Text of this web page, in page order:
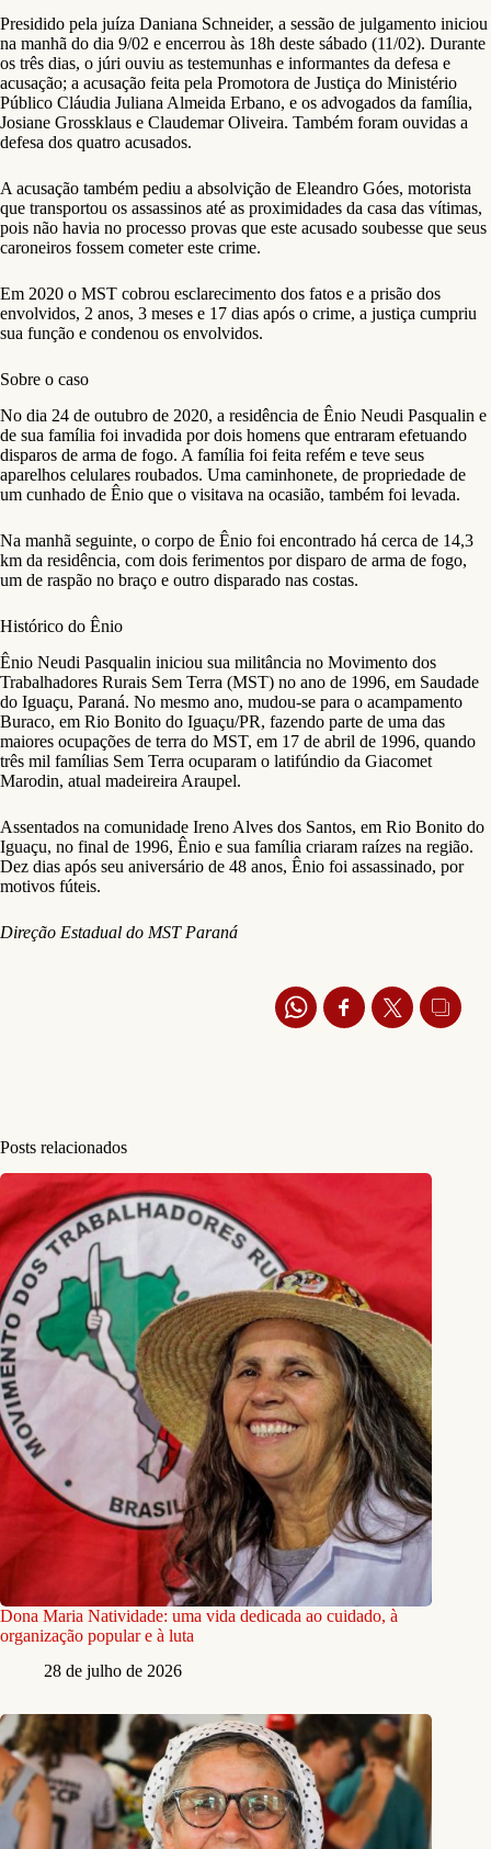
Presidido pela juíza Daniana Schneider, a sessão de julgamento iniciou
na manhã do dia 9/02 e encerrou às 18h deste sábado (11/02). Durante
os três dias, o júri ouviu as testemunhas e informantes da defesa e
acusação; a acusação feita pela Promotora de Justiça do Ministério
Público Cláudia Juliana Almeida Erbano, e os advogados da família,
Josiane Grossklaus e Claudemar Oliveira. Também foram ouvidas a
defesa dos quatro acusados.
A acusação também pediu a absolvição de Eleandro Góes, motorista
que transportou os assassinos até as proximidades da casa das vítimas,
pois não havia no processo provas que este acusado soubesse que seus
caroneiros fossem cometer este crime.
Em 2020 o MST cobrou esclarecimento dos fatos e a prisão dos
envolvidos, 2 anos, 3 meses e 17 dias após o crime, a justiça cumpriu
sua função e condenou os envolvidos.
Sobre o caso
No dia 24 de outubro de 2020, a residência de Ênio Neudi Pasqualin e
de sua família foi invadida por dois homens que entraram efetuando
disparos de arma de fogo. A família foi feita refém e teve seus
aparelhos celulares roubados. Uma caminhonete, de propriedade de
um cunhado de Ênio que o visitava na ocasião, também foi levada.
Na manhã seguinte, o corpo de Ênio foi encontrado há cerca de 14,3
km da residência, com dois ferimentos por disparo de arma de fogo,
um de raspão no braço e outro disparado nas costas.
Histórico do Ênio
Ênio Neudi Pasqualin iniciou sua militância no Movimento dos
Trabalhadores Rurais Sem Terra (MST) no ano de 1996, em Saudade
do Iguaçu, Paraná. No mesmo ano, mudou-se para o acampamento
Buraco, em Rio Bonito do Iguaçu/PR, fazendo parte de uma das
maiores ocupações de terra do MST, em 17 de abril de 1996, quando
três mil famílias Sem Terra ocuparam o latifúndio da Giacomet
Marodin, atual madeireira Araupel.
Assentados na comunidade Ireno Alves dos Santos, em Rio Bonito do
Iguaçu, no final de 1996, Ênio e sua família criaram raízes na região.
Dez dias após seu aniversário de 48 anos, Ênio foi assassinado, por
motivos fúteis.
Direção Estadual do MST Paraná
Posts relacionados
Dona Maria Natividade: uma vida dedicada ao cuidado, à
organização popular e à luta
28 de julho de 2026